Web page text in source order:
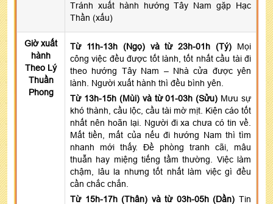
Tránh xuất hành hướng Tây Nam gặp Hạc
Thần (xấu)
Giờ xuất
hành
Theo Lý
Thuần
Phong
Từ 11h-13h (Ngọ) và từ 23h-01h (Tý)
Mọi
công việc đều được tốt lành, tốt nhất cầu tài đi
theo hướng Tây Nam – Nhà cửa được yên
lành. Người xuất hành thì đều bình yên.
Từ 13h-15h (Mùi) và từ 01-03h (Sửu) Mưu sự
khó thành, cầu lộc, cầu tài mờ mịt. Kiện cáo tốt
nhất nên hoãn lại. Người đi xa chưa có tin về.
Mất tiền, mất của nếu đi hướng Nam thì tìm
nhanh mới thấy. Đề phòng tranh cãi, mâu
thuẫn hay miệng tiếng tầm thường. Việc làm
chậm, lâu la nhưng tốt nhất làm việc gì đều
cần chắc chắn.
Từ 15h-17h (Thân) và từ 03h-05h (Dần) Tin